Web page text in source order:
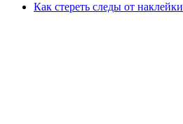
Как стереть следы от наклейки